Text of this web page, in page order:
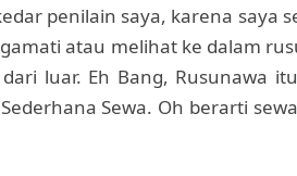
penilain saya, karena saya
atau melihat ke dalam
luar. Eh Bang, Rusunawa
Sewa. Oh berarti